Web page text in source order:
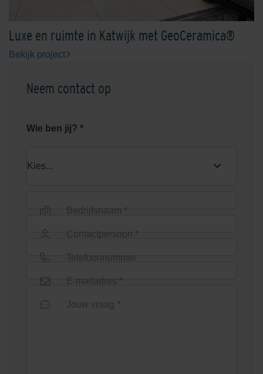
Luxe en ruimte in Katwijk met GeoCeramica®
Bekijk project
Neem contact op
Wie ben jij? *
Bedrijfsnaam *
Contactpersoon *
Telefoonnummer
E-mailadres *
Jouw vraag *